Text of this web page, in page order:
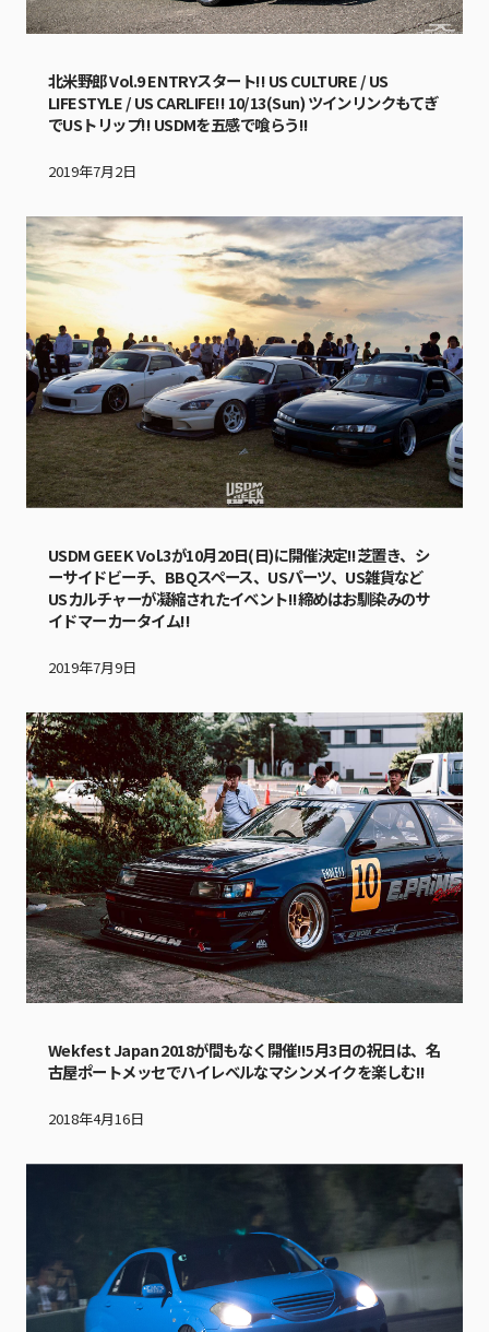
北米野郎 Vol.9 ENTRYスタート!! US CULTURE / US
LIFESTYLE / US CARLIFE!! 10/13(Sun) ツインリンクもてぎ
でUSトリップ!! USDMを五感で喰らう!!
2019年7月2日
USDM GEEK Vol.3が10月20日(日)に開催決定!!芝置き、シ
ーサイドビーチ、BBQスペース、USパーツ、US雑貨など
USカルチャーが凝縮されたイベント!!締めはお馴染みのサ
イドマーカータイム!!
2019年7月9日
Wekfest Japan 2018が間もなく開催!!5月3日の祝日は、名
古屋ポートメッセでハイレベルなマシンメイクを楽しむ!!
2018年4月16日